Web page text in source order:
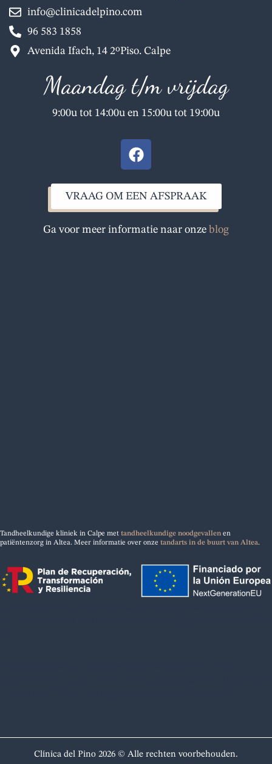
info@clinicadelpino.com
96 583 1858
Avenida Ifach, 14 2ºPiso. Calpe
Maandag t/m vrijdag
9:00u tot 14:00u en 15:00u tot 19:00u
F
a
e
b
o
VRAAG OM EEN AFSPRAAK
Ga voor meer informatie naar onze blog
Tandheelkundige kliniek in Calpe met tandheelkundige noodgevallen en
patiëntenzorg in Altea. Meer informatie over onze tandarts in de buurt van Altea.
Clínica del Pino 2026 © Alle rechten voorbehouden.